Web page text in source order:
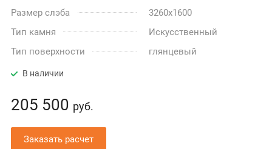
Размер слэба
3260x1600
Тип камня
Искусственный
Тип поверхности
глянцевый
В наличии
205 500 руб.
Заказать расчет